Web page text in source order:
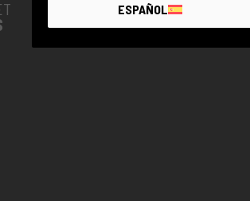
ESPAÑOL